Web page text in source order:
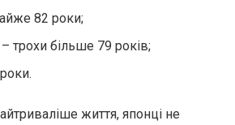
82 роки;
трохи більше 79 років;
життя, японці не